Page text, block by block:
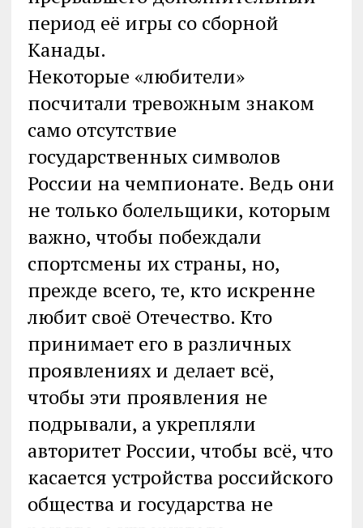
период её игры со сборной
Канады.
Некоторые «любители»
посчитали тревожным знаком
само отсутствие
государственных символов
России на чемпионате. Ведь они
не только болельщики, которым
важно, чтобы побеждали
спортсмены их страны, но,
прежде всего, те, кто искренне
любит своё Отечество. Кто
принимает его в различных
проявлениях и делает всё,
чтобы эти проявления не
подрывали, а укрепляли
авторитет России, чтобы всё, что
касается устройства российского
общества и государства не